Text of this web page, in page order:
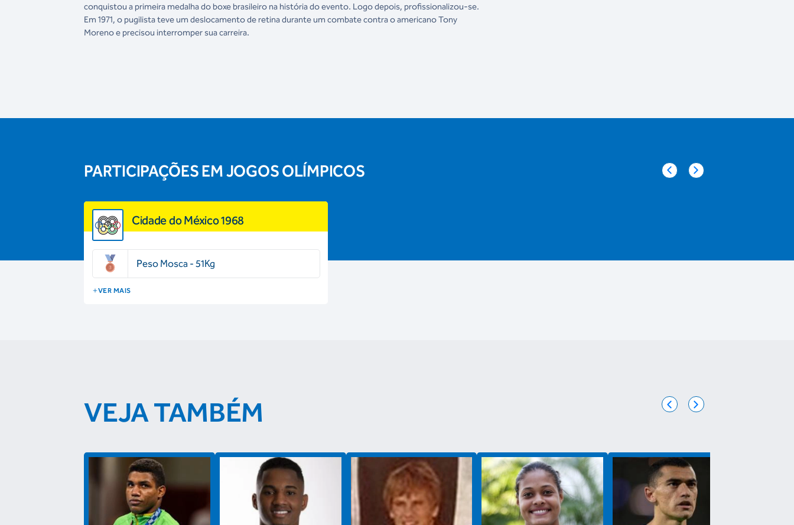
conquistou a primeira medalha do boxe brasileiro na história do evento. Logo depois, profissionalizou-se.
Em 1971, o pugilista teve um deslocamento de retina durante um combate contra o americano Tony
Moreno e precisou interromper sua carreira.
PARTICIPAÇÕES EM JOGOS OLÍMPICOS
Cidade do México 1968
Peso Mosca - 51Kg
VER MAIS
VEJA TAMBÉM